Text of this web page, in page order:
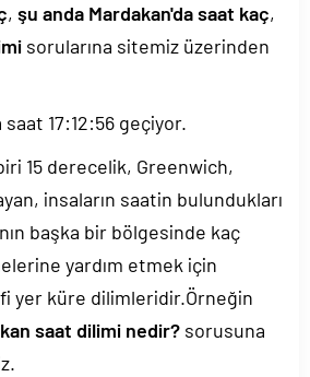
, şu anda Mardakan'da saat kaç,
sorularına sitemiz üzerinden
saat 17:12:56 geçiyor.
15 derecelik, Greenwich,
insaların saatin bulundukları
başka bir bölgesinde kaç
yardım etmek için
yer küre dilimleridir.Örneğin
saat dilimi nedir? sorusuna